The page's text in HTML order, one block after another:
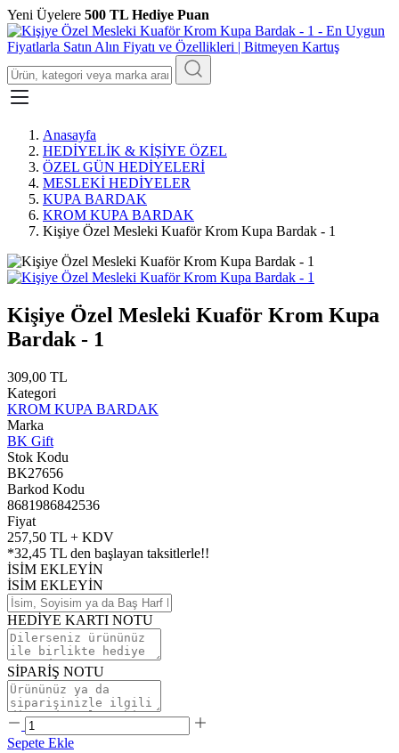
Yeni Üyelere 500 TL Hediye Puan
Anasayfa
HEDİYELİK & KİŞİYE ÖZEL
ÖZEL GÜN HEDİYELERİ
MESLEKİ HEDİYELER
KUPA BARDAK
KROM KUPA BARDAK
Kişiye Özel Mesleki Kuaför Krom Kupa Bardak - 1
Kişiye Özel Mesleki Kuaför Krom Kupa
Bardak - 1
309,00 TL
Kategori
KROM KUPA BARDAK
Marka
BK Gift
Stok Kodu
BK27656
Barkod Kodu
8681986842536
Fiyat
257,50 TL + KDV
*32,45 TL den başlayan taksitlerle!!
İSİM EKLEYİN
İSİM EKLEYİN
HEDİYE KARTI NOTU
SİPARİŞ NOTU
Sepete Ekle